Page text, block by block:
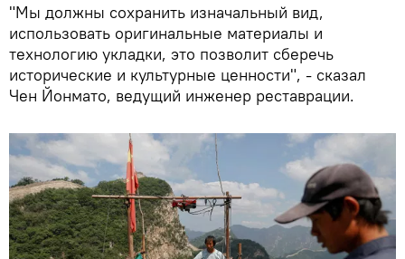
"Мы должны сохранить изначальный вид,
использовать оригинальные материалы и
технологию укладки, это позволит сберечь
исторические и культурные ценности", - сказал
Чен Йонмато, ведущий инженер реставрации.